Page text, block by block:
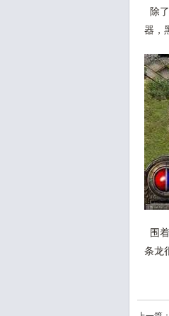
除
器，
围
条龙